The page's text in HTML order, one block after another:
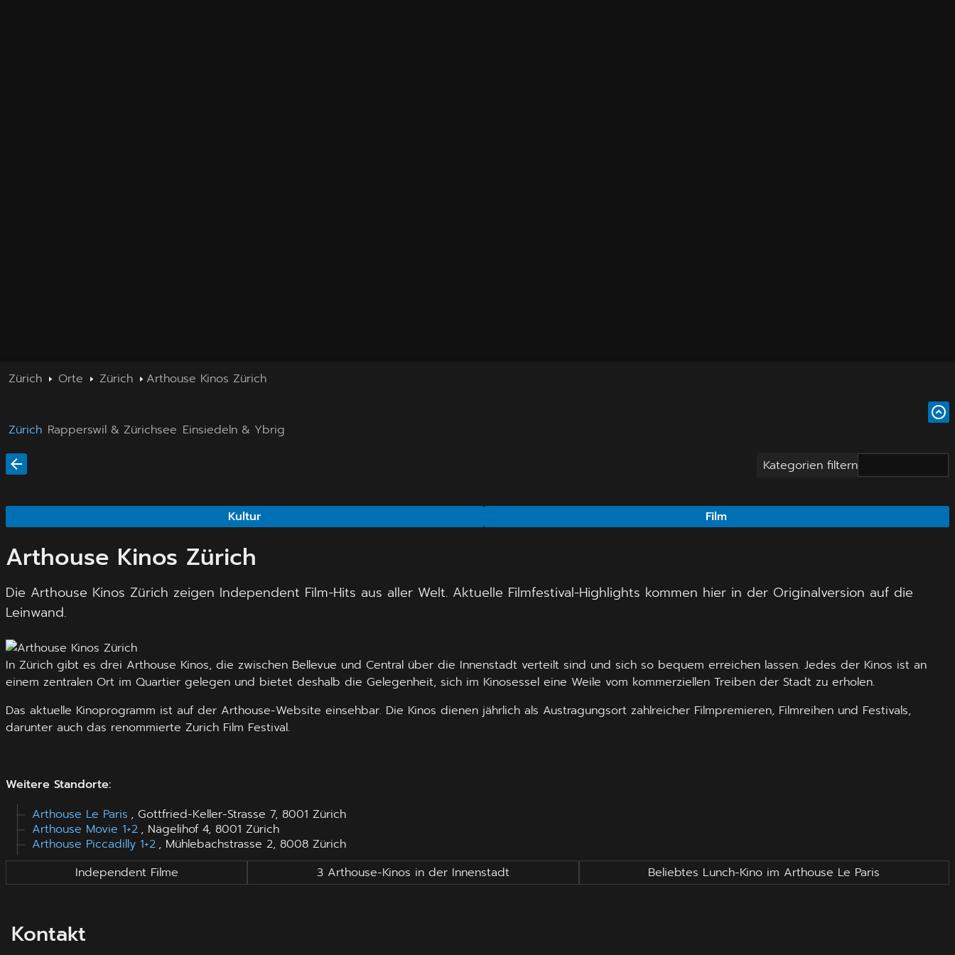
Zürich Orte Zürich Arthouse Kinos Zürich
Zürich Rapperswil & Zürichsee Einsiedeln & Ybrig
Kategorien filtern
Kultur Film
Arthouse Kinos Zürich
Die Arthouse Kinos Zürich zeigen Independent Film-Hits aus aller Welt. Aktuelle Filmfestival-Highlights kommen hier in der Originalversion auf die
Leinwand.
In Zürich gibt es drei Arthouse Kinos, die zwischen Bellevue und Central über die Innenstadt verteilt sind und sich so bequem erreichen lassen. Jedes der Kinos ist an
einem zentralen Ort im Quartier gelegen und bietet deshalb die Gelegenheit, sich im Kinosessel eine Weile vom kommerziellen Treiben der Stadt zu erholen.
Das aktuelle Kinoprogramm ist auf der Arthouse-Website einsehbar. Die Kinos dienen jährlich als Austragungsort zahlreicher Filmpremieren, Filmreihen und Festivals,
darunter auch das renommierte Zurich Film Festival.
Weitere Standorte:
Arthouse Le Paris , Gottfried-Keller-Strasse 7, 8001 Zürich
Arthouse Movie 1+2 , Nägelihof 4, 8001 Zürich
Arthouse Piccadilly 1+2 , Mühlebachstrasse 2, 8008 Zürich
Independent Filme
3 Arthouse-Kinos in der Innenstadt Beliebtes Lunch-Kino im Arthouse Le Paris
Kontakt